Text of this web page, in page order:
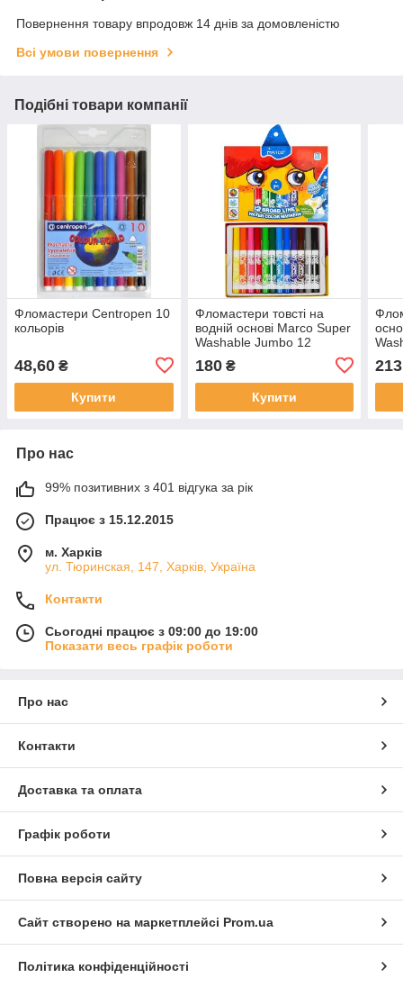
Повернення товару впродовж 14 днів за домовленістю
Всі умови повернення
Подібні товари компанії
Фломастери Centropen 10
кольорів
48,60 ₴
Купити
Фломастери товсті на
водній основі Marco Super
Washable Jumbo 12
180₴
Купити
Про нас
99% позитивних з 401 відгука за рік
Працює з 15.12.2015
м. Харків
ул. Тюринская, 147, Харків, Україна
Контакти
Сьогодні працює з 09:00 до 19:00
Показати весь графік роботи
Про нас
Контакти
Доставка та оплата
Графік роботи
Повна версія сайту
Сайт створено на маркетплейсі Prom.ua
Політика конфіденційності